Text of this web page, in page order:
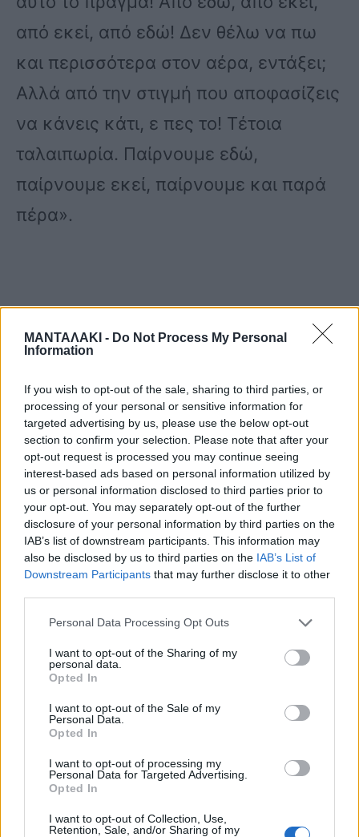
ΜΑΝΤΑΛΑΚΙ - Do Not Process My Personal
Information
If you wish to opt-out of the sale, sharing to third parties, or
processing of your personal or sensitive information for
targeted advertising by us, please use the below opt-out
section to confirm your selection. Please note that after your
opt-out request is processed you may continue seeing
interest-based ads based on personal information utilized by
us or personal information disclosed to third parties prior to
your opt-out. You may separately opt-out of the further
disclosure of your personal information by third parties on the
IAB’s list of downstream participants. This information may
also be disclosed by us to third parties on the IAB’s List of
Downstream Participants that may further disclose it to other
Personal Data Processing Opt Outs
I want to opt-out of the Sharing of my
personal data.
Opted In
I want to opt-out of the Sale of my
Personal Data.
Opted In
I want to opt-out of processing my
Personal Data for Targeted Advertising.
Opted In
I want to opt-out of Collection, Use,
Retention, Sale, and/or Sharing of my
από εκεί, από εδώ! Δεν θέλω να πω
και περισσότερα στον αέρα, εντάξει;
Αλλά από την στιγμή που αποφασίζεις
να κάνεις κάτι, ε πες το! Τέτοια
ταλαιπωρία. Παίρνουμε εδώ,
παίρνουμε εκεί, παίρνουμε και παρά
πέρα».
«Είσαι εδώ; Είσαι εκεί; Είσαι εκεί. Ε,
τέτοια παιχνιδάκια τώρα όχι! Αφού
ξέρεις τι έχει γίνει εκεί, μας παίρνεις
τηλέφωνο, ας το τελειώσουμε λοιπόν.
Να πάμε σε ένα διάλειμμα να μας τα
πεις; Είναι αυτό που λέμε ότι πολλές
φορές οι μάρτυρες άλλοι παίρνουν το
θάρρος και λένε κάτι με την κάλυψη
που υπάρχει και απαιτείται και άλλοι
που ξέρουν δέκα μήνες τώρα δεν
μιλάνε καθόλου» πρόσθεσε, εν
συνεχεία, η Αγγελική Νικολούλη στο
εκπομπής που ήρθε την Παρασκευή
στους τηλεοπτικούς μας δέκτες μέσα
από το MEGA.